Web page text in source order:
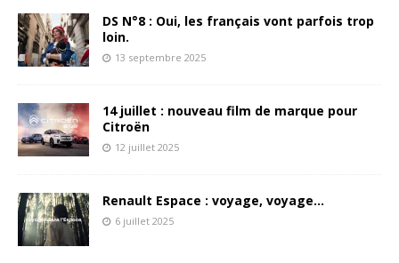
DS N°8 : Oui, les français vont parfois trop
loin.
13 septembre 2025
14 juillet : nouveau film de marque pour
Citroën
12 juillet 2025
Renault Espace : voyage, voyage…
6 juillet 2025